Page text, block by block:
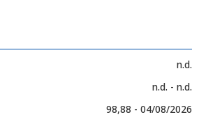
n.d.
n.d. - n.d.
98,88 - 04/08/2026